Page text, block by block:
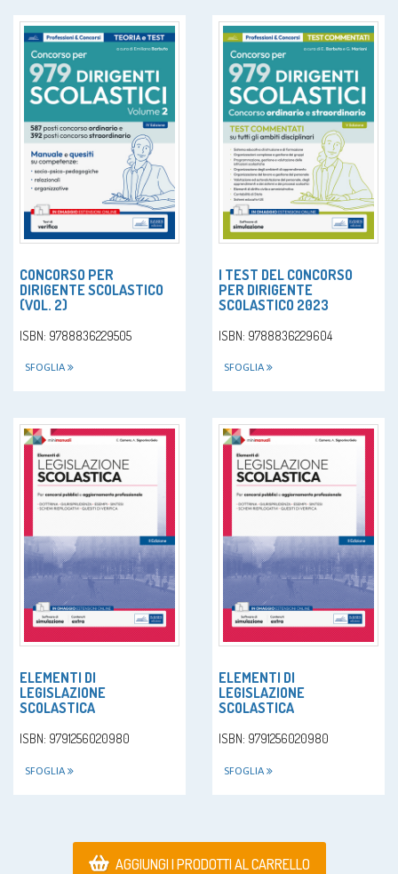
CONCORSO PER
DIRIGENTE SCOLASTICO
(VOL. 2)
ISBN: 9788836229505
SFOGLIA
I TEST DEL CONCORSO
PER DIRIGENTE
SCOLASTICO 2023
ISBN: 9788836229604
SFOGLIA
ELEMENTI DI
LEGISLAZIONE
SCOLASTICA
ISBN: 9791256020980
SFOGLIA
ELEMENTI DI
LEGISLAZIONE
SCOLASTICA
ISBN: 9791256020980
SFOGLIA
AGGIUNGI I PRODOTTI AL CARRELLO